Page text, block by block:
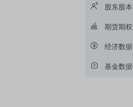
股东股本
期货期权
经济数据
基金数据